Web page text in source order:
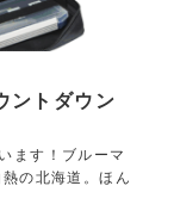
ントダウン
ます！ブルーマ
の北海道。ほん